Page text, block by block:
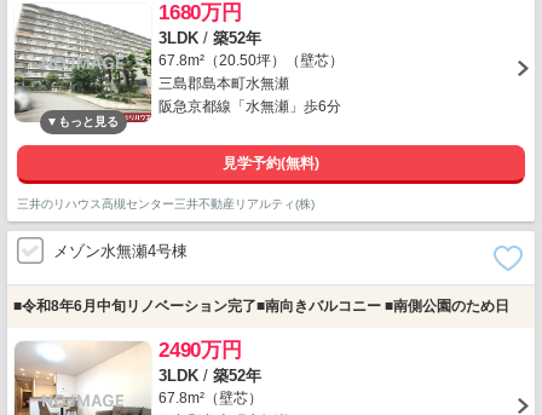
1680万円
3LDK / 築52年
67.8m²（20.50坪）（壁芯）
三島郡島本町水無瀬
阪急京都線「水無瀬」歩6分
見学予約(無料)
三井のリハウス高槻センター三井不動産リアルティ(株)
メゾン水無瀬4号棟
■令和8年6月中旬リノベーション完了■南向きバルコニー ■南側公園のため日
2490万円
3LDK / 築52年
67.8m²（壁芯）